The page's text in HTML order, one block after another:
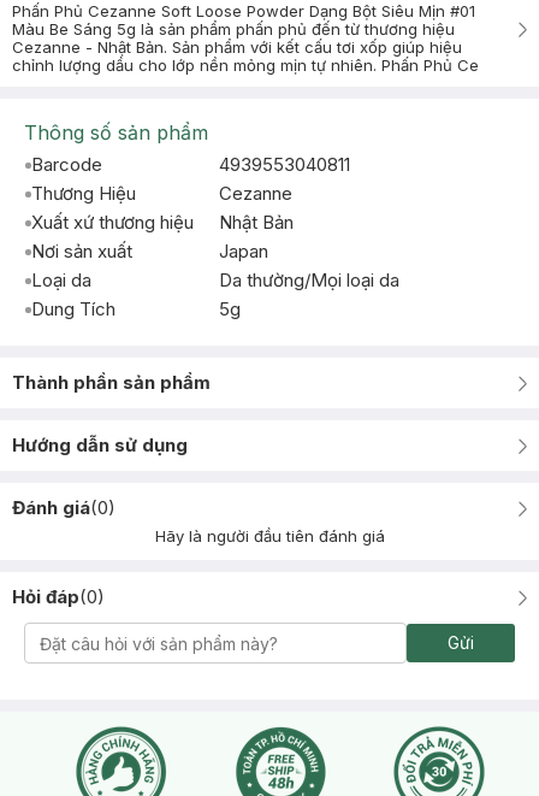
Phấn Phủ Cezanne Soft Loose Powder Dạng Bột Siêu Mịn #01
Màu Be Sáng 5g là sản phẩm phấn phủ đến từ thương hiệu
Cezanne - Nhật Bản. Sản phẩm với kết cấu tơi xốp giúp hiệu
chỉnh lượng dầu cho lớp nền mỏng mịn tự nhiên. Phấn Phủ Ce
Thông số sản phẩm
Barcode
4939553040811
Thương Hiệu
Cezanne
Xuất xứ thương hiệu
Nhật Bản
Nơi sản xuất
Japan
Loại da
Da thường/Mọi loại da
Dung Tích
5g
Thành phần sản phẩm
Hướng dẫn sử dụng
Đánh giá(0)
Hãy là người đầu tiên đánh giá
Hỏi đáp(0)
Gửi